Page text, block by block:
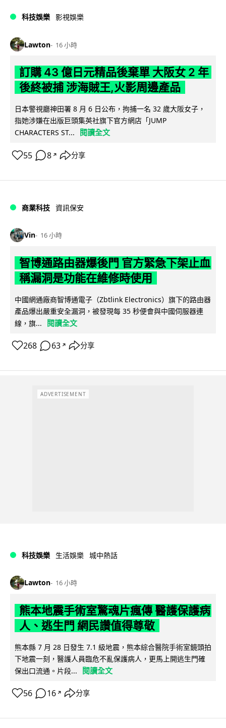
科技娛樂 影視娛樂
Lawton 16 小時
訂購 43 億日元精品後棄單 大阪女 2 年
後終被捕 涉海賊王,火影周邊產品
日本警視廳神田署 8 月 6 日公布，拘捕一名 32 歲大阪女子，
指她涉嫌在出版巨頭集英社旗下官方網店「JUMP
CHARACTERS ST...
閱讀全文
55 8 ↗ 分享
商業科技 資訊保安
Vin 16 小時
智博通路由器爆後門 官方緊急下架止血
稱漏洞是功能在維修時使用
中國網通廠商智博通電子（Zbtlink Electronics）旗下的路由器
產品爆出嚴重安全漏洞，被發現每 35 秒便會與中國伺服器連
線，旗...
閱讀全文
268 63 ↗ 分享
ADVERTISEMENT
科技娛樂 生活娛樂 城中熱話
Lawton 16 小時
熊本地震手術室驚魂片瘋傳 醫護保護病
人、逃生門 網民讚值得尊敬
熊本縣 7 月 28 日發生 7.1 級地震，熊本綜合醫院手術室鏡頭拍
下地震一刻，醫護人員臨危不亂保護病人，更馬上開逃生門確
保出口流通。片段...
閱讀全文
56 16 ↗ 分享